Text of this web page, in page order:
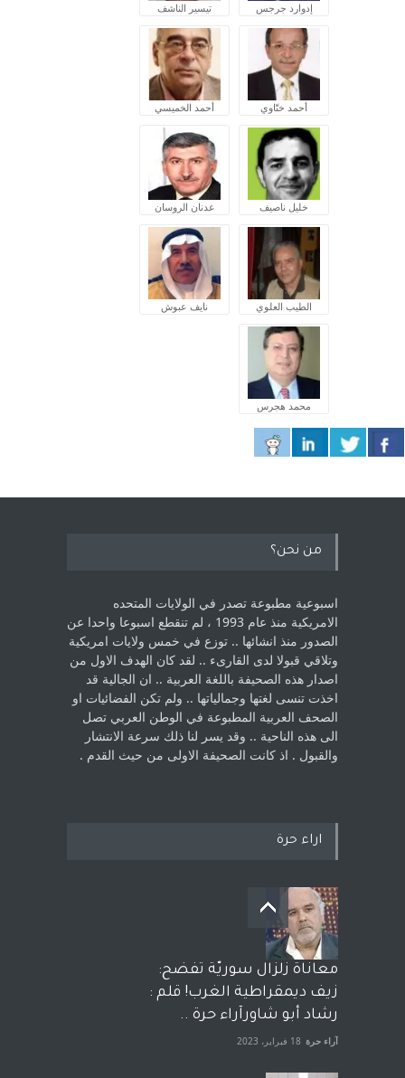
إدوارد جرجس تيسير الناشف
أحمد ختّاوي أحمد الخميسي
خليل ناصيف عدنان الروسان
الطيب العلوي نايف عبوش
محمد هجرس
من نحن؟
اسبوعية مطبوعة تصدر في الولايات المتحده
الامريكية منذ عام 1993 ، لم ‏تنقطع اسبوعا واحدا عن
الصدور منذ انشائها .. توزع في خمس ولايات امريكية
‏وتلاقي قبولا لدى القارىء ..‏ لقد كان الهدف الاول من
اصدار هذه الصحيفة باللغة العربية .. ان الجالية قد
اخذت ‏تنسى لغتها وجمالياتها .. ولم تكن الفضائيات او
الصحف العربية المطبوعة في الوطن ‏العربي تصل
الى هذه الناحية .. وقد يسر لنا ذلك سرعة الانتشار
والقبول . اذ كانت ‏الصحيفة الاولى من حيث القدم . ‏
اراء حرة
معاناة زلزال سوريّة تفضح:
زيف ديمقراطية الغرب! قلم :
رشاد أبو شاورآراء حرة ..
آراء حرة 18 فبراير، 2023